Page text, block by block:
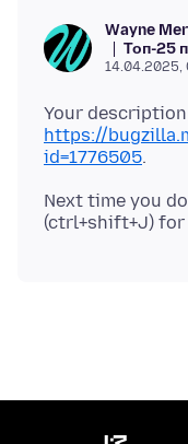
Wayne
Топ-25
14.04.2025,
Your
https://
id=1776505
Next time you